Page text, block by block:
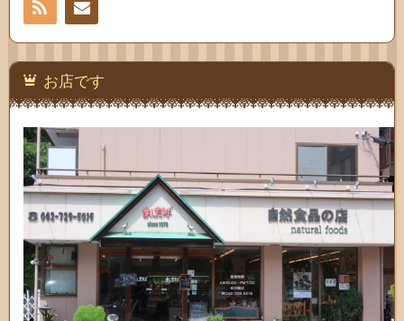
お問
い合
わせ
お店です